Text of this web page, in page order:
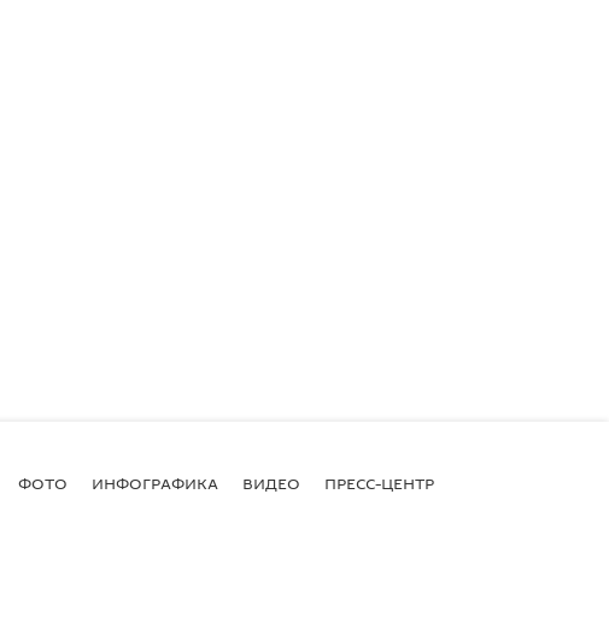
ФОТО ИНФОГРАФИКА ВИДЕО ПРЕСС-ЦЕНТР